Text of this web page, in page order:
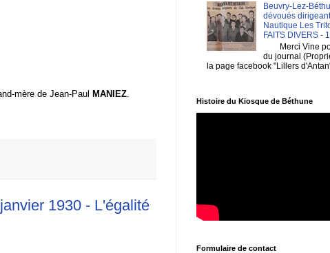
mère de Jean-Paul MANIEZ.
1930 - L'égalité
Beuvry-Lez-
dévoués
Nautique Les
FAITS DIVERS -
Merci Vine
du journal
la page facebook "Lillers
Histoire du Kiosque de Béthune
Formulaire de contact